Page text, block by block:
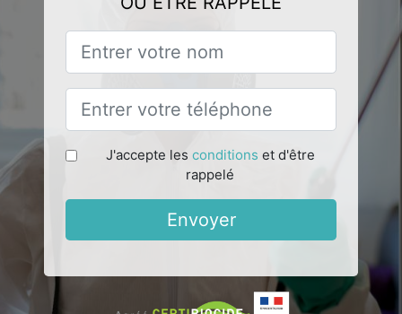
J'accepte les conditions et d'être
rappelé
Envoyer